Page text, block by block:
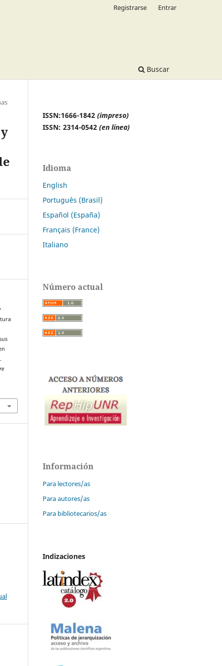
Buscar
Registrarse Entrar
ISSN:1666-1842 (impreso)
ISSN: 2314-0542 (en línea)
Idioma
English
Português (Brasil)
Español (España)
Français (France)
Italiano
Número actual
Información
Para lectores/as
Para autores/as
Para bibliotecarios/as
Indizaciones